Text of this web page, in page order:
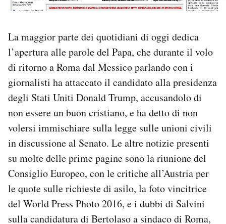
SHOP
CALENDARIO
AREA PERSONALE
Area Personale
Newsletter
Notifiche mobile
Regala il Post
Hai bisogno di aiuto?
La maggior parte dei quotidiani di oggi dedica
l’apertura alle parole del Papa, che durante il volo
di ritorno a Roma dal Messico parlando con i
giornalisti ha attaccato il candidato alla presidenza
degli Stati Uniti Donald Trump, accusandolo di
non essere un buon cristiano, e ha detto di non
volersi immischiare sulla legge sulle unioni civili
in discussione al Senato. Le altre notizie presenti
su molte delle prime pagine sono la riunione del
Consiglio Europeo, con le critiche all’Austria per
le quote sulle richieste di asilo, la foto vincitrice
del World Press Photo 2016, e i dubbi di Salvini
sulla candidatura di Bertolaso a sindaco di Roma,